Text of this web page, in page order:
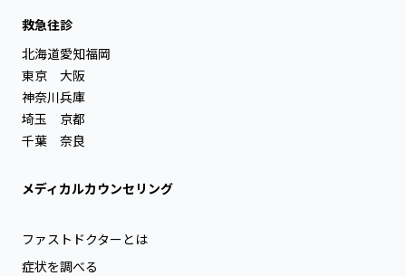
救急往診
北海道
東京
神奈川
埼玉
千葉
愛知
大阪
兵庫
京都
奈良
福岡
メディカルカウンセリング
ファストドクターとは
症状を調べる